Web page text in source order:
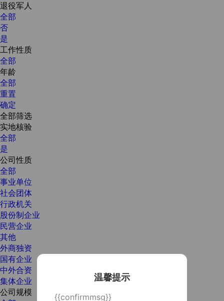
温馨提示
{{confirmmsg}}
退役军人
全部
否
是
工作性质
全部
年龄
全部
重置
确定
全部筛选
实地核验
全部
是
公司性质
全部
事业单位
社会团体
行政机关
股份制企业
民营企业
其他
外商独资
国有企业
中外合资
集体企业
公司规模